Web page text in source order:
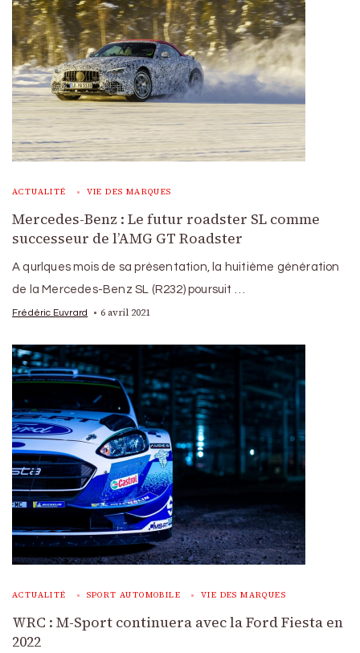
ACTUALITÉ VIE DES MARQUES
Mercedes-Benz : Le futur roadster SL comme
successeur de l’AMG GT Roadster
A qurlques mois de sa présentation, la huitième génération
de la Mercedes-Benz SL (R232) poursuit …
Frédéric Euvrard 6 avril 2021
ACTUALITÉ SPORT AUTOMOBILE VIE DES MARQUES
WRC : M-Sport continuera avec la Ford Fiesta en
2022